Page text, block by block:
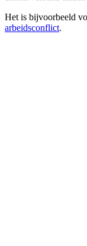
Het is bijvoorbeeld
arbeidsconflict.